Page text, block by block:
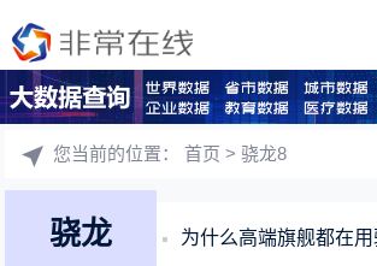
您当前的位置：首页 > 骁龙8
骁龙
为什么高端旗舰都在用骁龙：看完骁龙8至尊版的